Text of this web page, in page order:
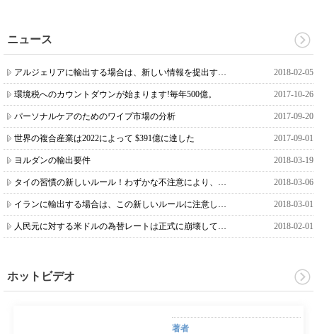
ニュース
アルジェリアに輸出する場合は、新しい情報を提出する必要があります 2018-02-05
環境税へのカウントダウンが始まります!毎年500億。 2017-10-26
パーソナルケアのためのワイプ市場の分析 2017-09-20
世界の複合産業は2022によって $391億に達した 2017-09-01
ヨルダンの輸出要件 2018-03-19
タイの習慣の新しいルール！わずかな不注意により、罰金が課されます！ 2018-03-06
イランに輸出する場合は、この新しいルールに注意してください！ 2018-03-01
人民元に対する米ドルの為替レートは正式に崩壊しています6.3！ 2018-02-01
ホットビデオ
著者